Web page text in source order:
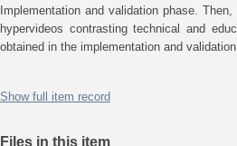
Implementation and validation phase.
hypervideos contrasting technical and
obtained in the implementation and
Show full item record
Files in this item